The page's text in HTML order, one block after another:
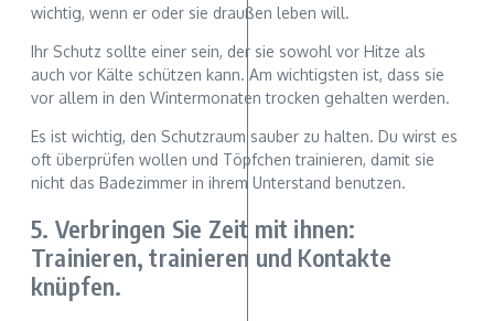
wichtig, wenn er oder sie draußen leben will.
Ihr Schutz sollte einer sein, der sie sowohl vor Hitze als
auch vor Kälte schützen kann. Am wichtigsten ist, dass sie
vor allem in den Wintermonaten trocken gehalten werden.
Es ist wichtig, den Schutzraum sauber zu halten. Du wirst es
oft überprüfen wollen und Töpfchen trainieren, damit sie
nicht das Badezimmer in ihrem Unterstand benutzen.
5. Verbringen Sie Zeit mit ihnen:
Trainieren, trainieren und Kontakte
knüpfen.